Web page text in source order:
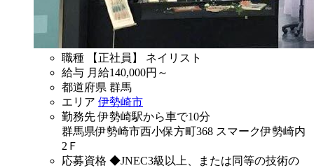
職種
【正社員】 ネイリスト
給与 月給140,000円～
都道府県 群馬
エリア 伊勢崎市
勤務先 伊勢崎駅から車で10分
群馬県伊勢崎市西小保方町368 スマーク伊勢崎内
2Ｆ
応募資格 ◆JNEC3級以上、または同等の技術の